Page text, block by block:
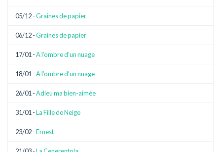
05/12 -Graines de papier
06/12 -Graines de papier
17/01 -A l’ombre d’un nuage
18/01 -A l’ombre d’un nuage
26/01 -Adieu ma bien-aimée
31/01 -La Fille de Neige
23/02 -Ernest